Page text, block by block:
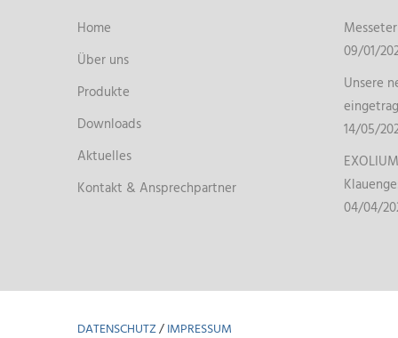
Home
Über uns
Produkte
Downloads
Aktuelles
Kontakt & Ansprechpartner
09/01/
Unsere
14/05/
04/04/
DATENSCHUTZ/IMPRESSUM